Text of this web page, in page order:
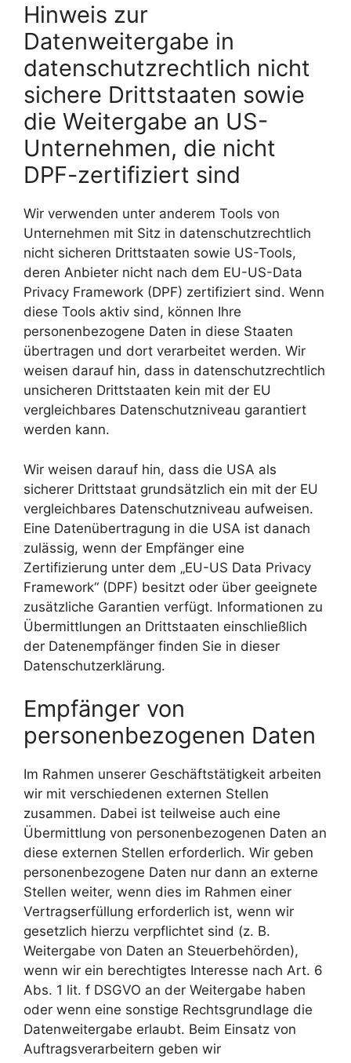
Hinweis zur
Datenweitergabe in
datenschutzrechtlich nicht
sichere Drittstaaten sowie
die Weitergabe an US-
Unternehmen, die nicht
DPF-zertifiziert sind
Wir verwenden unter anderem Tools von
Unternehmen mit Sitz in datenschutzrechtlich
nicht sicheren Drittstaaten sowie US-Tools,
deren Anbieter nicht nach dem EU-US-Data
Privacy Framework (DPF) zertifiziert sind. Wenn
diese Tools aktiv sind, können Ihre
personenbezogene Daten in diese Staaten
übertragen und dort verarbeitet werden. Wir
weisen darauf hin, dass in datenschutzrechtlich
unsicheren Drittstaaten kein mit der EU
vergleichbares Datenschutzniveau garantiert
werden kann.
Wir weisen darauf hin, dass die USA als
sicherer Drittstaat grundsätzlich ein mit der EU
vergleichbares Datenschutzniveau aufweisen.
Eine Datenübertragung in die USA ist danach
zulässig, wenn der Empfänger eine
Zertifizierung unter dem „EU-US Data Privacy
Framework“ (DPF) besitzt oder über geeignete
zusätzliche Garantien verfügt. Informationen zu
Übermittlungen an Drittstaaten einschließlich
der Datenempfänger finden Sie in dieser
Datenschutzerklärung.
Empfänger von
personenbezogenen Daten
Im Rahmen unserer Geschäftstätigkeit arbeiten
wir mit verschiedenen externen Stellen
zusammen. Dabei ist teilweise auch eine
Übermittlung von personenbezogenen Daten an
diese externen Stellen erforderlich. Wir geben
personenbezogene Daten nur dann an externe
Stellen weiter, wenn dies im Rahmen einer
Vertragserfüllung erforderlich ist, wenn wir
gesetzlich hierzu verpflichtet sind (z. B.
Weitergabe von Daten an Steuerbehörden),
wenn wir ein berechtigtes Interesse nach Art. 6
Abs. 1 lit. f DSGVO an der Weitergabe haben
oder wenn eine sonstige Rechtsgrundlage die
Datenweitergabe erlaubt. Beim Einsatz von
Auftragsverarbeitern geben wir